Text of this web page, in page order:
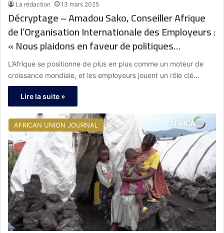
La rédaction 13 mars 2025
Décryptage – Amadou Sako, Conseiller Afrique
de l’Organisation Internationale des Employeurs :
« Nous plaidons en faveur de politiques
favorables au développement des entreprises.»
L’Afrique se positionne de plus en plus comme un moteur de
croissance mondiale, et les employeurs jouent un rôle clé…
Lire la suite »
AFRICAN UNION JOURNAL